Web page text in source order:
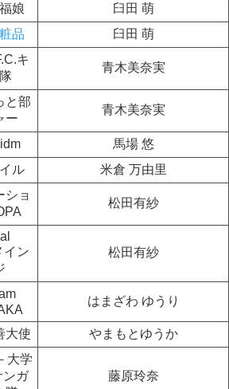
娘
臼田 萌
品
臼田 萌
キ
青木美奈実
と部
ー
青木美奈実
馬場 悠
ル
米倉 万由里
ショ
松田有紗
イン
松田有紗
はまざわ ゆうり
大使
やまもとゆうか
大学
ンガ
藤原玲奈